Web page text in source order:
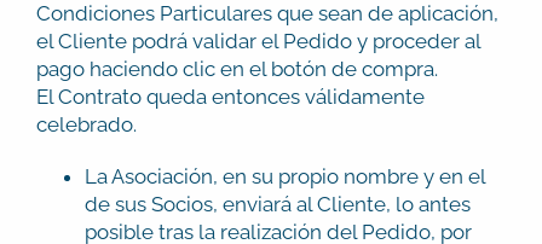
Condiciones Particulares que sean de aplicación,
el Cliente podrá validar el Pedido y proceder al
pago haciendo clic en el botón de compra.
El Contrato queda entonces válidamente
celebrado.
La Asociación, en su propio nombre y en el
de sus Socios, enviará al Cliente, lo antes
posible tras la realización del Pedido, por